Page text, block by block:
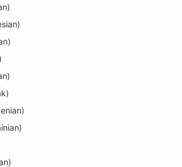
за електроника
и отдих
фирми
бягство